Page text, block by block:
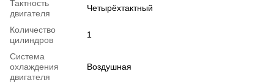
Тактность
двигателя
Четырёхтактный
Количество
цилиндров
1
Система
охлаждения
двигателя
Воздушная